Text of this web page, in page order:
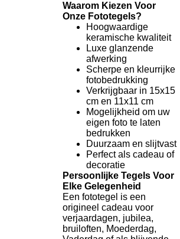
Waarom Kiezen Voor
Onze Fototegels?
Hoogwaardige
keramische kwaliteit
Luxe glanzende
afwerking
Scherpe en kleurrijke
fotobedrukking
Verkrijgbaar in 15x15
cm en 11x11 cm
Mogelijkheid om uw
eigen foto te laten
bedrukken
Duurzaam en slijtvast
Perfect als cadeau of
decoratie
Persoonlijke Tegels Voor
Elke Gelegenheid
Een fototegel is een
origineel cadeau voor
verjaardagen, jubilea,
bruiloften, Moederdag,